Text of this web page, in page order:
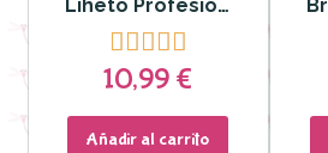
Liheto Profesional - Champú Funny Sandía

10,99 €
Añadir al carrito